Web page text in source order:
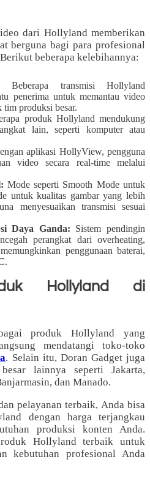
dari Hollyland memberikan
berguna bagi para profesional
beberapa kelebihannya:
Beberapa transmisi Hollyland
penerima untuk memantau video
tim produksi besar.
produk Hollyland mendukung
lain, seperti komputer atau
aplikasi HollyView, pengguna
video secara real-time melalui
Mode seperti Smooth Mode untuk
untuk kualitas gambar yang lebih
menyesuaikan transmisi sesuai
Daya Ganda: Sistem pendingin
perangkat dari overheating,
penggunaan baterai,
Hollyland di
produk Hollyland yang
mendatangi toko-toko
. Selain itu, Doran Gadget juga
lainnya seperti Jakarta,
dan Manado.
pelayanan terbaik, Anda bisa
dengan harga terjangkau
produksi konten Anda.
Hollyland terbaik untuk
kebutuhan profesional Anda